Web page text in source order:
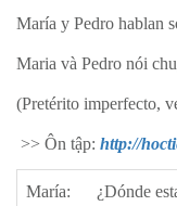
María y Pedro hablan
Maria và Pedro nói
(Pretérito imperfecto,
>> Ôn tập: http://
María:
¿Dónde